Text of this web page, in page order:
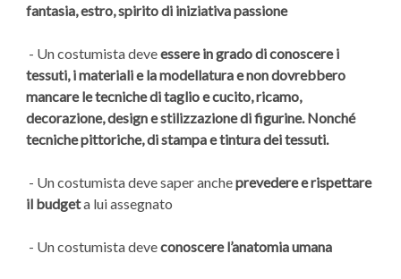
fantasia, estro, spirito di iniziativa passione
- Un costumista deveessere in grado di conoscere i
tessuti, i materiali e la modellatura e non dovrebbero
mancare le tecniche di taglio e cucito, ricamo,
decorazione, design e stilizzazione di figurine. Nonché
tecniche pittoriche, di stampa e tintura dei tessuti.
- Un costumista deve saper ancheprevedere e rispettare
il budgeta lui assegnato
- Un costumista deveconoscere l’anatomia umana